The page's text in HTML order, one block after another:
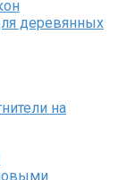
деревянных
на